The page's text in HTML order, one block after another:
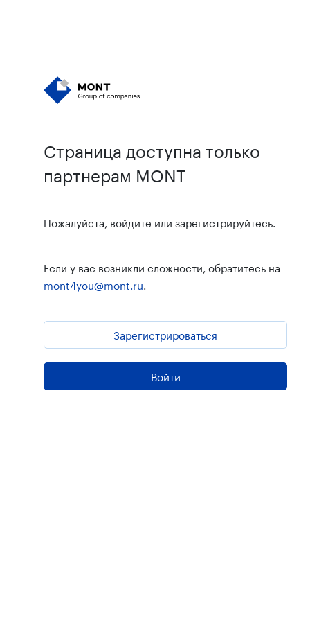
Страница доступна только
партнерам MONT
Пожалуйста, войдите или зарегистрируйтесь.
Если у вас возникли сложности, обратитесь на
mont4you@mont.ru.
Зарегистрироваться
Войти